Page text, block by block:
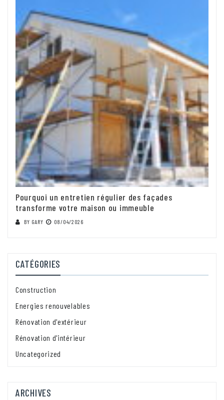
Pourquoi un entretien régulier des façades
transforme votre maison ou immeuble
BY GARY 08/04/2026
CATÉGORIES
Construction
Energies renouvelables
Rénovation d'extérieur
Rénovation d'intérieur
Uncategorized
ARCHIVES